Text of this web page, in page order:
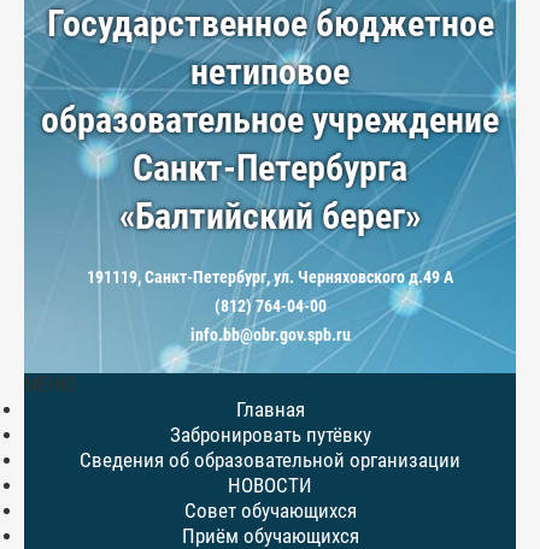
Государственное бюджетное
нетиповое
образовательное учреждение
Санкт-Петербурга
«Балтийский берег»
191119, Санкт-Петербург, ул. Черняховского д.49 А
(812) 764-04-00
info.bb@obr.gov.spb.ru
МЕНЮ
Главная
Забронировать путёвку
Сведения об образовательной организации
НОВОСТИ
Совет обучающихся
Приём обучающихся